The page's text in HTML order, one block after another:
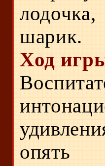
шарик.
Ход
опять